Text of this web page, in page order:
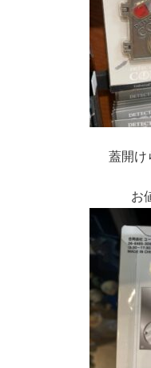
蓋開け
お